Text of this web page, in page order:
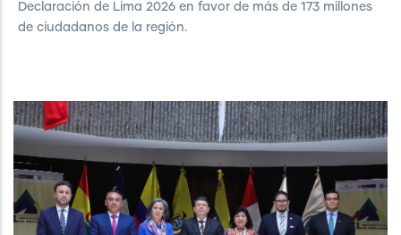
Declaración de Lima 2026 en favor de más de 173 millones
de ciudadanos de la región.